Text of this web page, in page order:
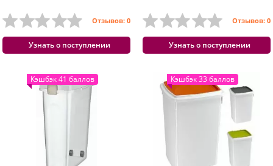
Отзывов: 0
Узнать о поступлении
Отзывов: 0
Узнать о поступлении
Кэшбэк 41 баллов Кэшбэк 33 баллов